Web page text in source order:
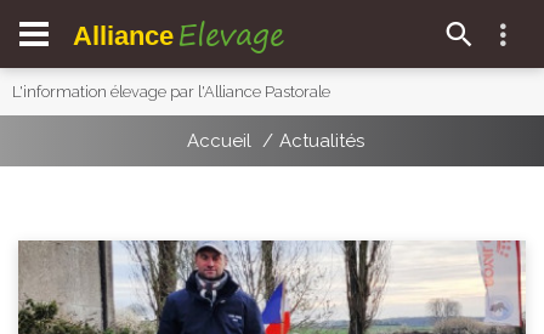
Alliance Elevage
L'information élevage par l'Alliance Pastorale
Accueil Actualités